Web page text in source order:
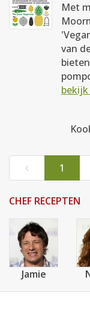
Met
van
‹ 1
CHEF RECEPTEN
Jamie